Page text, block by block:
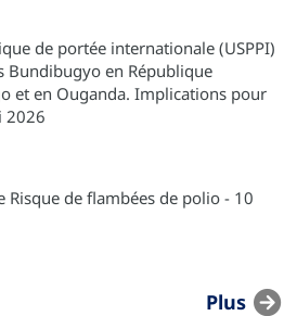
de portée internationale (USPPI)
Bundibugyo en République
et en Ouganda. Implications pour
2026
de flambées de polio - 10
Plus